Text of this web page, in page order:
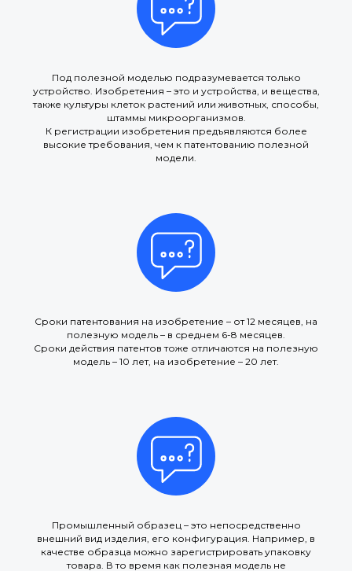
Под полезной моделью подразумевается только
устройство. Изобретения – это и устройства, и вещества,
также культуры клеток растений или животных, способы,
штаммы микроорганизмов.
К регистрации изобретения предъявляются более
высокие требования, чем к патентованию полезной
модели.
Сроки патентования на изобретение – от 12 месяцев, на
полезную модель – в среднем 6-8 месяцев.
Сроки действия патентов тоже отличаются на полезную
модель – 10 лет, на изобретение – 20 лет.
Промышленный образец – это непосредственно
внешний вид изделия, его конфигурация. Например, в
качестве образца можно зарегистрировать упаковку
товара. В то время как полезная модель не